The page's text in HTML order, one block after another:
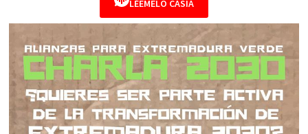
LÉEMELO CASIA